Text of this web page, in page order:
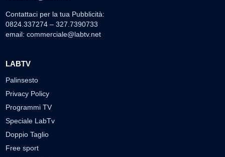
Contattaci per la tua Pubblicità:
0824.337274 – 327.7390733
email: commerciale@labtv.net
LABTV
Palinsesto
Privacy Policy
Programmi TV
Speciale LabTv
Doppio Taglio
Free sport